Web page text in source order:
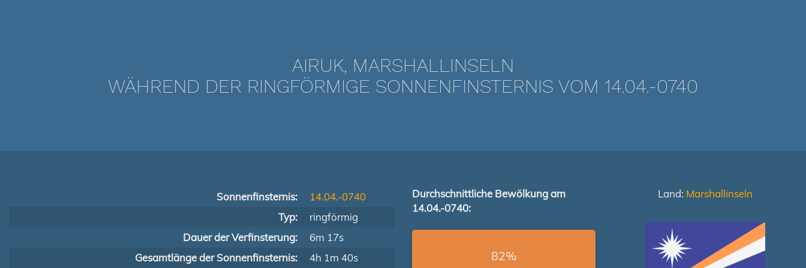
AIRUK, MARSHALLINSELN
WÄHREND DER RINGFÖRMIGE SONNENFINSTERNIS VOM 14.04.-0740
Sonnenfinsternis:
14.04.-0740
Typ:
ringförmig
Dauer der Verfinsterung:
6m 17s
Gesamtlänge der Sonnenfinsternis:
4h 1m 40s
Durchschnittliche Bewölkung am
14.04.-0740:
82%
Land: Marshallinseln